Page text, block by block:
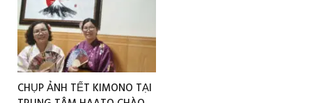
CHỤP ẢNH TẾT KIMONO TẠI